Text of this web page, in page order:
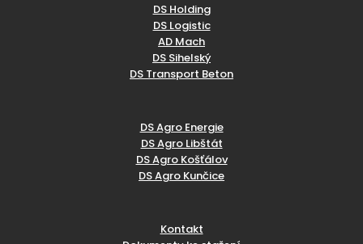
DS Holding
DS Logistic
AD Mach
DS Sihelský
DS Transport Beton
DS Agro Energie
DS Agro Libštát
DS Agro Košťálov
DS Agro Kunčice
Kontakt